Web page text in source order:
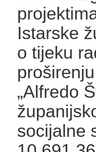
Istarske
o tijeku
„Alfredo
socijalne